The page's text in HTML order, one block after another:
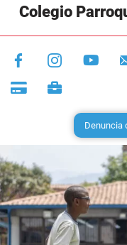
Colegio
Denuncia